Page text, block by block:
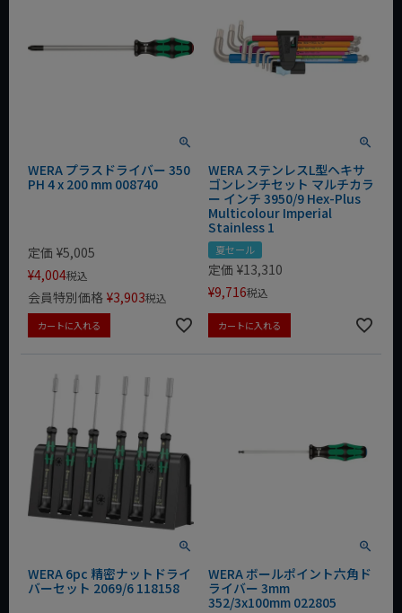
WERA プラスドライバー 350
PH 4 x 200 mm 008740
定価 ¥5,005
¥4,004税込
会員特別価格 ¥3,903税込
カートに入れる
WERA ステンレスL型ヘキサ
ゴンレンチセット マルチカラ
ー インチ 3950/9 Hex-Plus
Multicolour Imperial
Stainless 1
夏セール
定価 ¥13,310
¥9,716税込
カートに入れる
WERA 6pc 精密ナットドライ
バーセット 2069/6 118158
WERA ボールポイント六角ド
ライバー 3mm
352/3x100mm 022805